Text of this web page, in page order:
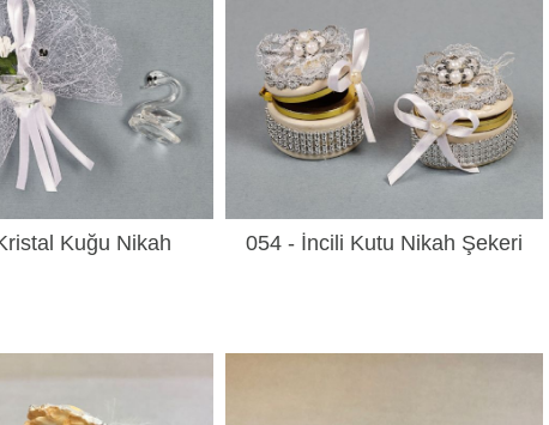
Kuğu Nikah
054 - İncili Kutu Nikah Şekeri